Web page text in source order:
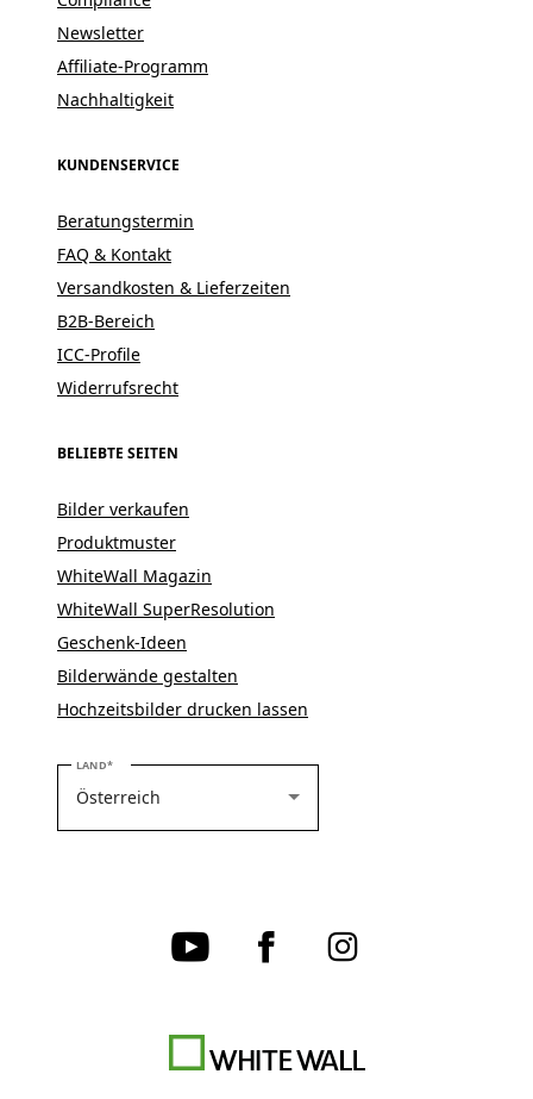
Newsletter
Affiliate-Programm
Nachhaltigkeit
KUNDENSERVICE
Beratungstermin
FAQ & Kontakt
Versandkosten & Lieferzeiten
B2B-Bereich
ICC-Profile
Widerrufsrecht
BELIEBTE SEITEN
Bilder verkaufen
Produktmuster
WhiteWall Magazin
WhiteWall SuperResolution
Geschenk-Ideen
Bilderwände gestalten
Hochzeitsbilder drucken lassen
LANDBITTE WÄHLEN SIE IHR LAND